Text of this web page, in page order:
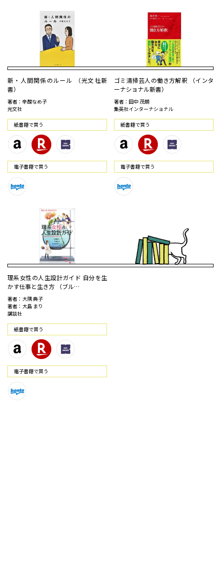
新・人間関係のルール （光文社新
書）
著者：辛酸なめ子
光文社
紙書籍で買う
電⼦書籍で買う
ゴミ清掃芸人の働き方解釈 （インタ
ーナショナル新書）
著者：田中 茂朗
集英社インターナショナル
紙書籍で買う
電⼦書籍で買う
理系女性の人生設計ガイド 自分を生
かす仕事と生き方 （ブル…
著者：大隅 典子
著者：大島 まり
講談社
紙書籍で買う
電⼦書籍で買う